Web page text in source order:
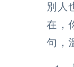
別人
在，
句，